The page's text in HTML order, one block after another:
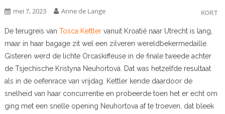
KORT
mei 7, 2023 Anne de Lange
De terugreis van Tosca Kettlervanuit Kroatië naar Utrecht is lang,
maar in haar bagage zit wel een zilveren wereldbekermedaille.
Gisteren werd de lichte Orcaskiffeuse in de finale tweede achter
de Tsjechische Kristyna Neuhortová. Dat was hetzelfde resultaat
als in de oefenrace van vrijdag. Kettler kende daardoor de
snelheid van haar concurrentie en probeerde toen het er echt om
ging met een snelle opening Neuhortova af te troeven, dat bleek